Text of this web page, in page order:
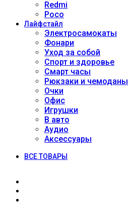
Redmi
Poco
Лайфстайл
Электросамокаты
Фонари
Уход за собой
Спорт и здоровье
Смарт часы
Рюкзаки и чемоданы
Очки
Офис
Игрушки
В авто
Аудио
Аксессуары
ВСЕ ТОВАРЫ